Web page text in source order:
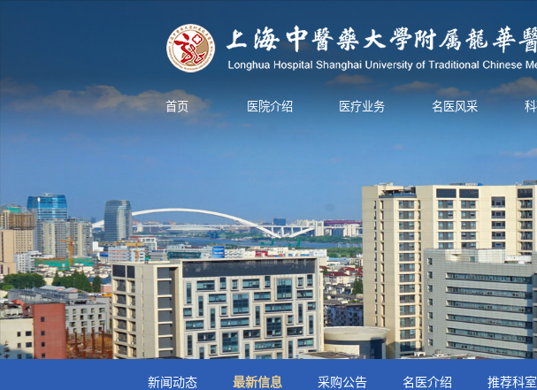
首页 医院介绍 医疗业务 名医风采
新闻动态 最新信息 采购公告 名医介绍 推荐科室